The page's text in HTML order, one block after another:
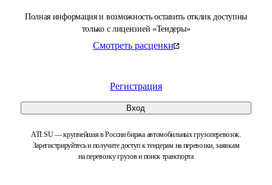
Полная информация и возможность оставить отклик доступны
только с лицензией «Тендеры»
Смотреть расценки
Регистрация
Вход
ATI.SU — крупнейшая в России биржа автомобильных грузоперевозок.
Зарегистрируйтесь и получите доступ к тендерам на перевозки, заявкам
на перевозку грузов и поиск транспорта